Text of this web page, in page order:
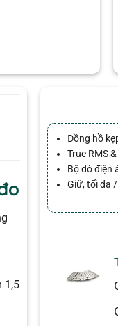
1,5
Đồng hồ
True RMS
Bộ dò điện
Giữ, tối đa